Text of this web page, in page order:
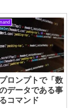
ロンプトで「数
データである事
コマンド